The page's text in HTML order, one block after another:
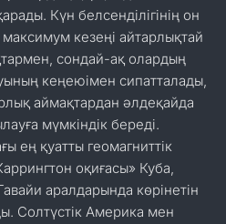
Күн белсенділігінің он
кезеңі айтарлықтай
сондай-ақ олардың
кеңеюімен сипатталады,
аймақтардан әлдеқайда
мүмкіндік береді.
ең қуатты геомагниттік
оқиғасы» Куба,
аралдарында көрінетін
Солтүстік Америка мен